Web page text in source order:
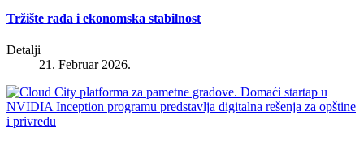
Tržište rada i ekonomska stabilnost
Detalji
21. Februar 2026.